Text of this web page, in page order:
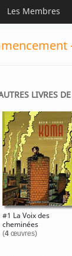
Les Membres
LIVRES
#1 La Voix des
cheminées
(4œuvres)